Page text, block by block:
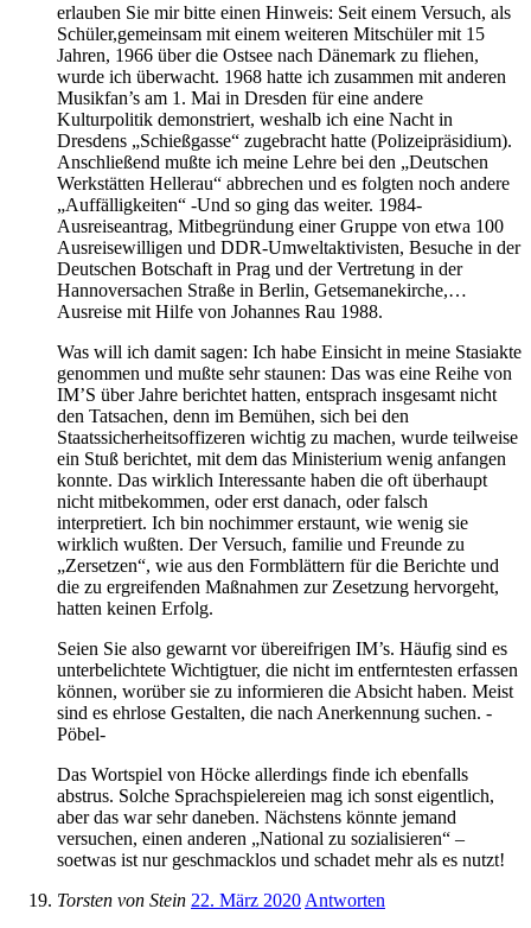
erlauben Sie mir bitte einen Hinweis: Seit einem Versuch, als
Schüler,gemeinsam mit einem weiteren Mitschüler mit 15
Jahren, 1966 über die Ostsee nach Dänemark zu fliehen,
wurde ich überwacht. 1968 hatte ich zusammen mit anderen
Musikfan’s am 1. Mai in Dresden für eine andere
Kulturpolitik demonstriert, weshalb ich eine Nacht in
Dresdens „Schießgasse“ zugebracht hatte (Polizeipräsidium).
Anschließend mußte ich meine Lehre bei den „Deutschen
Werkstätten Hellerau“ abbrechen und es folgten noch andere
„Auffälligkeiten“ -Und so ging das weiter. 1984-
Ausreiseantrag, Mitbegründung einer Gruppe von etwa 100
Ausreisewilligen und DDR-Umweltaktivisten, Besuche in der
Deutschen Botschaft in Prag und der Vertretung in der
Hannoversachen Straße in Berlin, Getsemanekirche,…
Ausreise mit Hilfe von Johannes Rau 1988.
Was will ich damit sagen: Ich habe Einsicht in meine Stasiakte
genommen und mußte sehr staunen: Das was eine Reihe von
IM’S über Jahre berichtet hatten, entsprach insgesamt nicht
den Tatsachen, denn im Bemühen, sich bei den
Staatssicherheitsoffizeren wichtig zu machen, wurde teilweise
ein Stuß berichtet, mit dem das Ministerium wenig anfangen
konnte. Das wirklich Interessante haben die oft überhaupt
nicht mitbekommen, oder erst danach, oder falsch
interpretiert. Ich bin nochimmer erstaunt, wie wenig sie
wirklich wußten. Der Versuch, familie und Freunde zu
„Zersetzen“, wie aus den Formblättern für die Berichte und
die zu ergreifenden Maßnahmen zur Zesetzung hervorgeht,
hatten keinen Erfolg.
Seien Sie also gewarnt vor übereifrigen IM’s. Häufig sind es
unterbelichtete Wichtigtuer, die nicht im entferntesten erfassen
können, worüber sie zu informieren die Absicht haben. Meist
sind es ehrlose Gestalten, die nach Anerkennung suchen. -
Pöbel-
Das Wortspiel von Höcke allerdings finde ich ebenfalls
abstrus. Solche Sprachspielereien mag ich sonst eigentlich,
aber das war sehr daneben. Nächstens könnte jemand
versuchen, einen anderen „National zu sozialisieren“ –
soetwas ist nur geschmacklos und schadet mehr als es nutzt!
Torsten von Stein 22. März 2020 Antworten